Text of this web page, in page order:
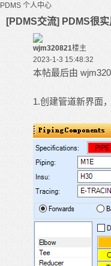
PDMS 个人中心
[PDMS交流] PDMS很
wjm320821楼主
2023-1-3 15:48:32
本帖最后由
1.创建管道新界面，